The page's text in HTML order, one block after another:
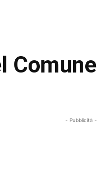
Comune
- Pubblicità -